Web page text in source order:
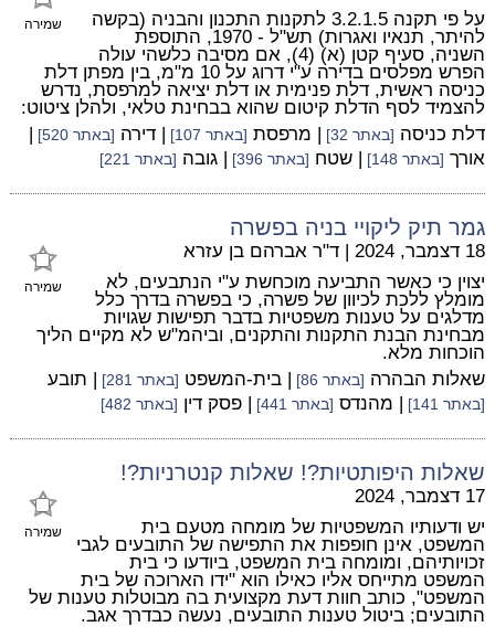
שמירה
על פי תקנה 3.2.1.5 לתקנות התכנון והבניה (בקשה
להיתר, תנאיו ואגרות) תש"ל - 1970, התוספת
השניה, סעיף קטן (א) (4), אם מסיבה כלשהי עולה
הפרש מפלסים בדירה ע"י דרוג על 10 מ"מ, בין מפתן דלת
כניסה ראשית, דלת פנימית או דלת יציאה למרפסת, נדרש
להצמיד לסף הדלת קיטום שהוא בבחינת טלאי, ולהלן ציטוט:
דלת כניסה [באתר 32] | מרפסת [באתר 107] | דירה [באתר 520]
|
אורך [באתר 148] | שטח [באתר 396] | גובה [באתר 221]
גמר תיק ליקויי בניה בפשרה
שמירה
18 דצמבר, 2024 | ד"ר אברהם בן עזרא
יצוין כי כאשר התביעה מוכחשת ע"י הנתבעים, לא
מומלץ ללכת לכיוון של פשרה, כי בפשרה בדרך כלל
מדלגים על טענות משפטיות בדבר תפישות שגויות
מבחינת הבנת התקנות והתקנים, וביהמ"ש לא מקיים הליך
הוכחות מלא.
שאלות הבהרה [באתר 86] | בית-המשפט [באתר 281] | תובע
[באתר 141] | מהנדס [באתר 441] | פסק דין [באתר 482]
שאלות היפותטיות?! שאלות קנטרניות?!
שמירה
17 דצמבר, 2024
יש ודעותיו המשפטיות של מומחה מטעם בית
המשפט, אינן חופפות את התפישה של התובעים לגבי
זכויותיהם, ומומחה בית המשפט, ביודעו כי בית
המשפט מתייחס אליו כאילו הוא "ידו הארוכה של בית
המשפט", כותב חוות דעת מקצועית בה מבוטלות טענות של
התובעים; ביטול טענות התובעים, נעשה כבדרך אגב.